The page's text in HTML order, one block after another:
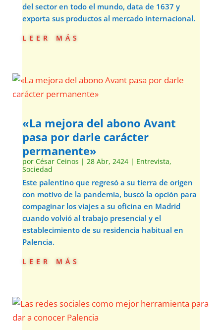
del sector en todo el mundo, data de 1637 y
exporta sus productos al mercado internacional.
leer más
«La mejora del abono Avant
pasa por darle carácter
permanente»
por César Ceinos | 28 Abr, 2424| Entrevista,
Sociedad
Este palentino que regresó a su tierra de origen
con motivo de la pandemia, buscó la opción para
compaginar los viajes a su oficina en Madrid
cuando volvió al trabajo presencial y el
establecimiento de su residencia habitual en
Palencia.
leer más